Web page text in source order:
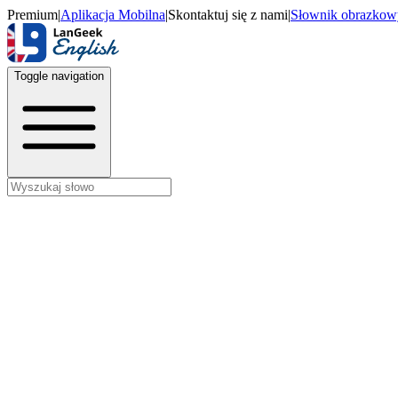
Premium|Aplikacja Mobilna|Skontaktuj się z nami|Słownik
Toggle navigation